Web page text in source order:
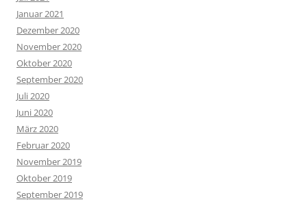
Januar 2021
Dezember 2020
November 2020
Oktober 2020
September 2020
Juli 2020
Juni 2020
März 2020
Februar 2020
November 2019
Oktober 2019
September 2019